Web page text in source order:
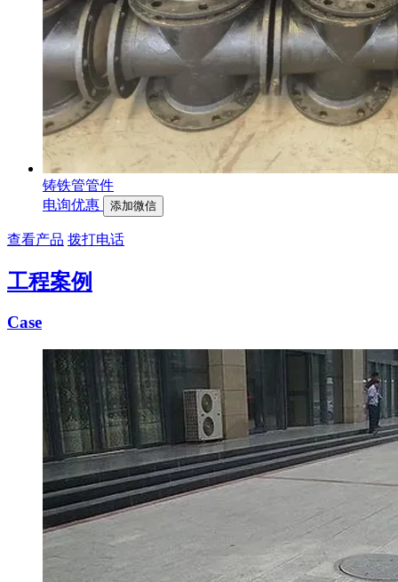
铸铁管管件
电询优惠
添加微信
查看产品 拨打电话
工程案例
Case